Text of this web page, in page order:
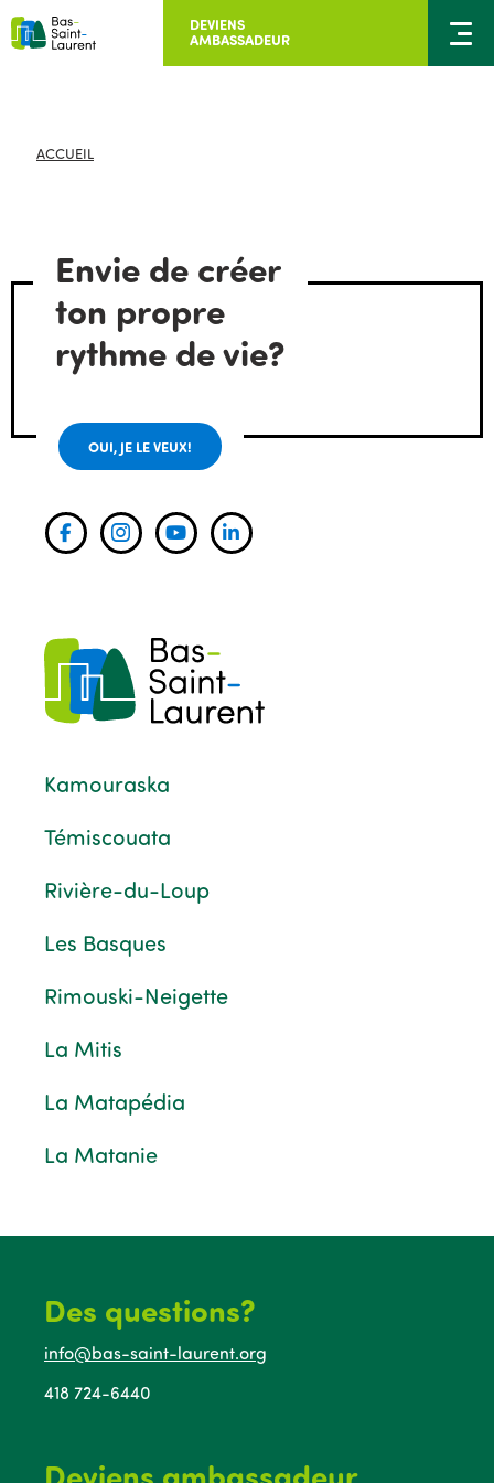
DEVIENS
AMBASSADEUR
ACCUEIL
Envie de créer
ton propre
rythme de vie?
OUI, JE LE VEUX!
Kamouraska
Témiscouata
Rivière-du-Loup
Les Basques
Rimouski-Neigette
La Mitis
La Matapédia
La Matanie
Des questions?
info@bas-saint-laurent.org
418 724-6440